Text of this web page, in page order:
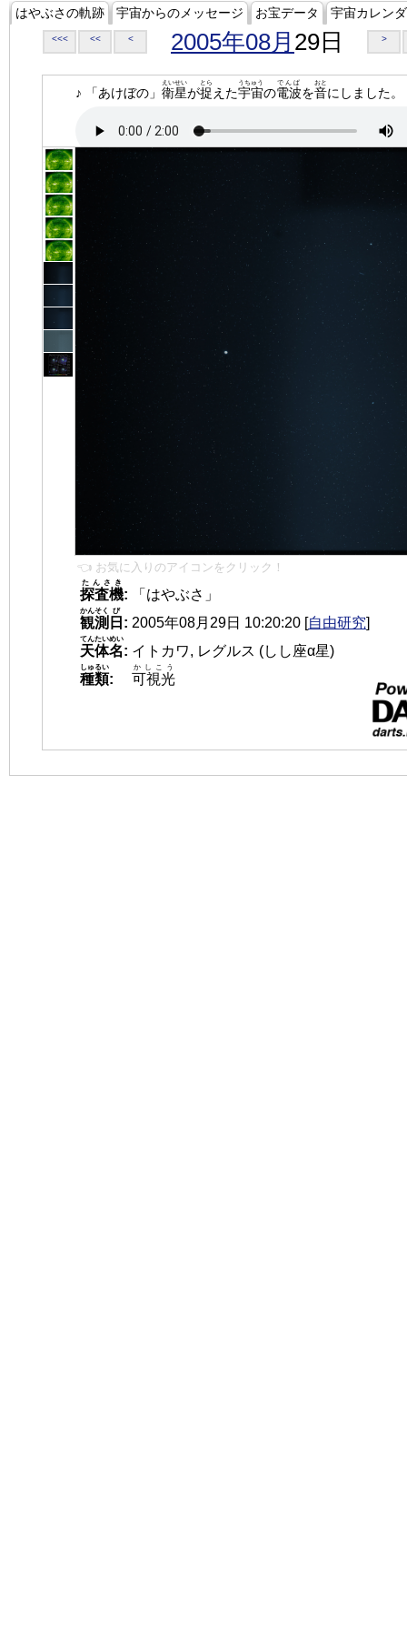
はやぶさの軌跡 宇宙からのメッセージ お宝データ 宇宙カレン
<<< << < 2005年08月 29日 >
♪ 「あけぼの」 衛星
えいせい
が捉
とら
えた宇宙
うちゅう
の電波
でんぱ
を音
おと
にしました。
👈 お気に入りのアイコンをクリック！
探査機
たんさき
:
「はやぶさ」
観測
かんそく
日
び
: 2005年08月29日 10:20:20 [自由研究]
天体名
てんたいめい
: イトカワ, レグルス (しし座α星)
種類
しゅるい
: 可視光
かしこう